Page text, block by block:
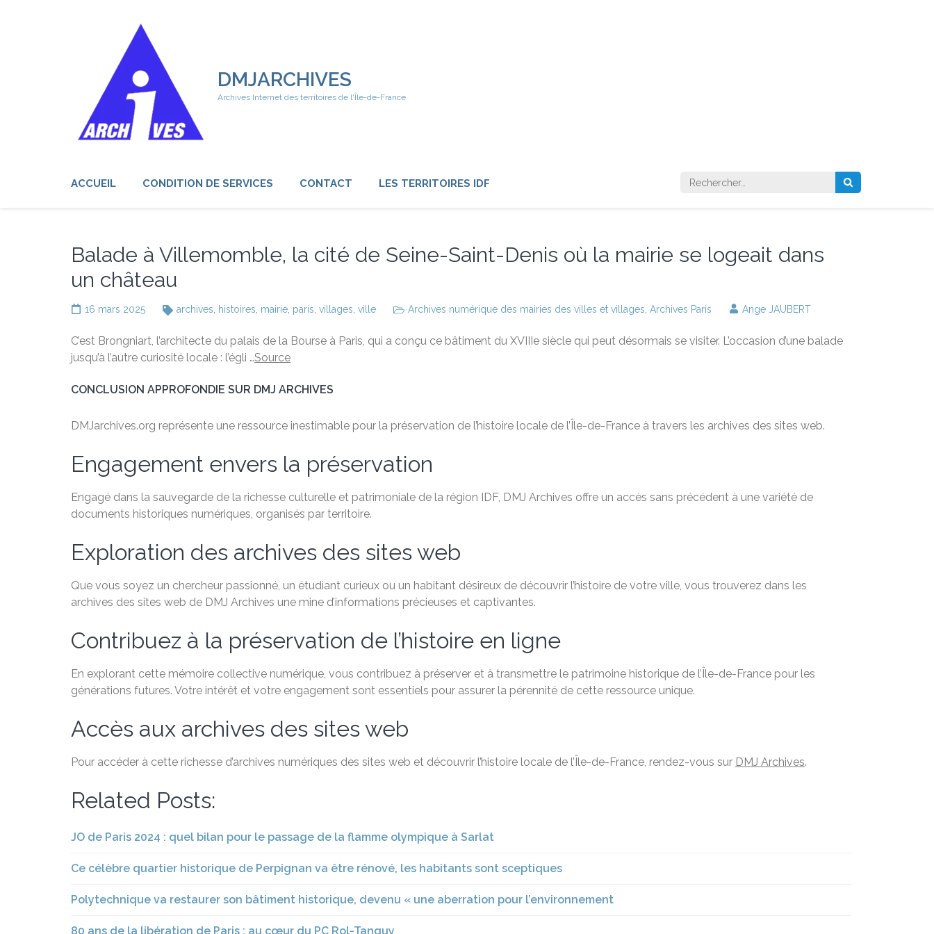
DMJARCHIVES
Archives Internet des territoires de l'Île-de-France
ACCUEIL CONDITION DE SERVICES CONTACT LES TERRITOIRES IDF Rechercher :
Balade à Villemomble, la cité de Seine-Saint-Denis où la mairie se logeait dans
un château
16 mars 2025 archives histoires mairie paris villages ville Archives numérique des mairies des villes et villages Archives Paris Ange JAUBERT
C’est Brongniart, l’architecte du palais de la Bourse à Paris, qui a conçu ce bâtiment du XVIIIe siècle qui peut désormais se visiter. L’occasion d’une balade
jusqu’à l’autre curiosité locale : l’égli …Source
CONCLUSION APPROFONDIE SUR DMJ ARCHIVES
DMJarchives.org représente une ressource inestimable pour la préservation de l’histoire locale de l’Île-de-France à travers les archives des sites web.
Engagement envers la préservation
Engagé dans la sauvegarde de la richesse culturelle et patrimoniale de la région IDF, DMJ Archives offre un accès sans précédent à une variété de
documents historiques numériques, organisés par territoire.
Exploration des archives des sites web
Que vous soyez un chercheur passionné, un étudiant curieux ou un habitant désireux de découvrir l’histoire de votre ville, vous trouverez dans les
archives des sites web de DMJ Archives une mine d’informations précieuses et captivantes.
Contribuez à la préservation de l’histoire en ligne
En explorant cette mémoire collective numérique, vous contribuez à préserver et à transmettre le patrimoine historique de l’Île-de-France pour les
générations futures. Votre intérêt et votre engagement sont essentiels pour assurer la pérennité de cette ressource unique.
Accès aux archives des sites web
Pour accéder à cette richesse d’archives numériques des sites web et découvrir l’histoire locale de l’Île-de-France, rendez-vous sur DMJ Archives.
Related Posts:
JO de Paris 2024 : quel bilan pour le passage de la flamme olympique à Sarlat
Ce célèbre quartier historique de Perpignan va être rénové, les habitants sont sceptiques
Polytechnique va restaurer son bâtiment historique, devenu « une aberration pour l’environnement
80 ans de la libération de Paris : au cœur du PC Rol-Tanguy